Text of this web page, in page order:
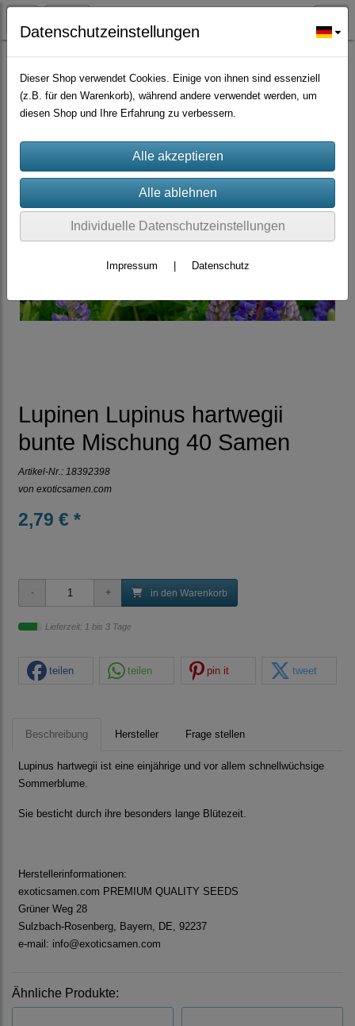
Zierpflanzen
Lupinen Lupinus hartwegii
bunte Mischung 40 Samen
Artikel-Nr.: 18392398
von exoticsamen.com
2,79 € *
in den Warenkorb
Lieferzeit: 1 bis 3 Tage
teilen teilen pin it tweet
Beschreibung Hersteller Frage stellen
Lupinus hartwegii ist eine einjährige und vor allem schnellwüchsige
Sommerblume.
Sie besticht durch ihre besonders lange Blütezeit.
Herstellerinformationen:
exoticsamen.com PREMIUM QUALITY SEEDS
Grüner Weg 28
Sulzbach-Rosenberg, Bayern, DE, 92237
e-mail: info@exoticsamen.com
Ähnliche Produkte:
Datenschutzeinstellungen
Dieser Shop verwendet Cookies. Einige von ihnen sind essenziell
(z.B. für den Warenkorb), während andere verwendet werden, um
diesen Shop und Ihre Erfahrung zu verbessern.
Individuelle Datenschutzeinstellungen
Impressum Datenschutz